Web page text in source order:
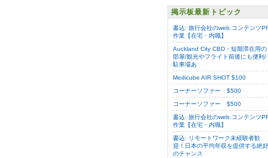
掲示板最新トピック
書込: 旅行会社のweb.コンテンツ
作業【在宅・内職】
Auckland City CBD・短期滞在用の
部屋/観光やフライト前後にも便利/
駐車場あ
Medicube AIR SHOT $100
コーナーソファー $500
コーナーソファー $500
書込: 旅行会社のweb.コンテンツ
作業【在宅・内職】
書込: リモートワーク未経験者歓
迎！日本の平均年収を提供する絶好
のチャンス